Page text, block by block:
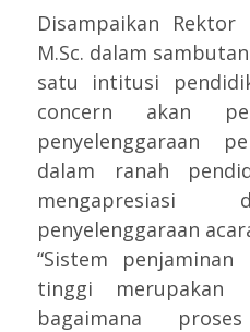
Disampaikan
M.Sc. dalam
satu intitusi
concern akan
penyelenggaraan
dalam ranah
mengapresiasi
penyelenggaraan
“Sistem
tinggi merupakan
bagaimana